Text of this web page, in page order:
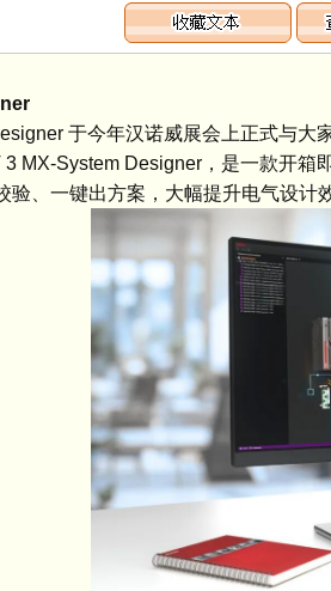
于今年汉诺威展会上正式与大
System Designer，是一款开箱
验、一键出方案，大幅提升电气设计